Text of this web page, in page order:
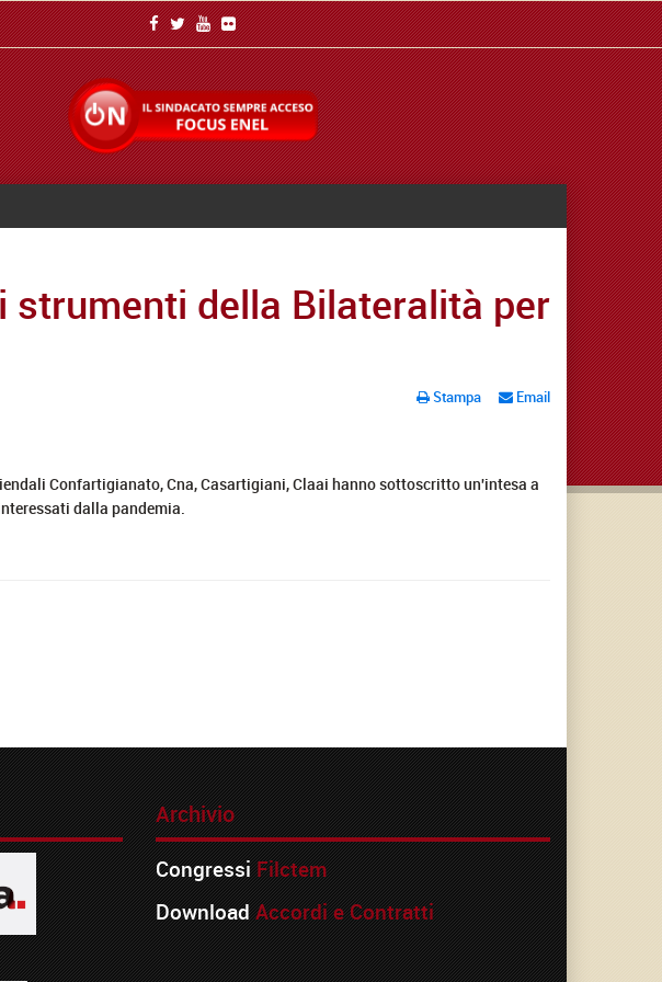
strumenti della Bilateralità per
Stampa Email
Confartigianato, Cna, Casartigiani, Claai hanno sottoscritto un'intesa a
dalla pandemia.
Archivio
Congressi Filctem
Download Accordi e Contratti